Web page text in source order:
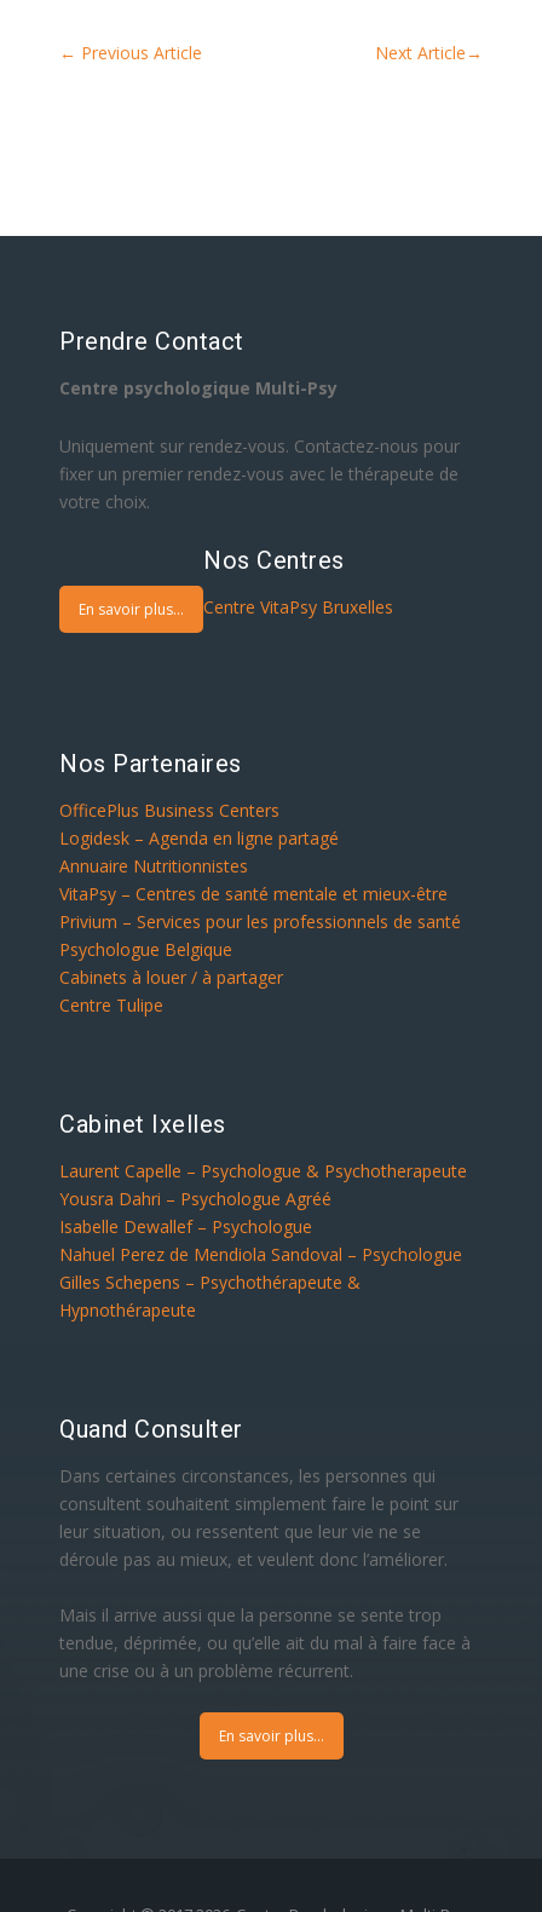
← Previous Article Next Article→
Prendre Contact
Centre psychologique Multi-Psy
Uniquement sur rendez-vous. Contactez-nous pour
fixer un premier rendez-vous avec le thérapeute de
votre choix.
En savoir plus...
Nos Centres
Centre VitaPsy Bruxelles
Nos Partenaires
OfficePlus Business Centers
Logidesk – Agenda en ligne partagé
Annuaire Nutritionnistes
VitaPsy – Centres de santé mentale et mieux-être
Privium – Services pour les professionnels de santé
Psychologue Belgique
Cabinets à louer / à partager
Centre Tulipe
Cabinet Ixelles
Laurent Capelle – Psychologue & Psychotherapeute
Yousra Dahri – Psychologue Agréé
Isabelle Dewallef – Psychologue
Nahuel Perez de Mendiola Sandoval – Psychologue
Gilles Schepens – Psychothérapeute &
Hypnothérapeute
Quand Consulter
Dans certaines circonstances, les personnes qui
consultent souhaitent simplement faire le point sur
leur situation, ou ressentent que leur vie ne se
déroule pas au mieux, et veulent donc l’améliorer.
Mais il arrive aussi que la personne se sente trop
tendue, déprimée, ou qu’elle ait du mal à faire face à
une crise ou à un problème récurrent.
En savoir plus...